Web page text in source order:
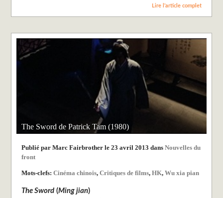
Lire l’article complet
The Sword de Patrick Tam (1980)
Publié par Marc Fairbrother le 23 avril 2013 dansNouvelles du
front
Mots-clefs:Cinéma chinois,Critiques de films,HK,Wu xia pian
The Sword (Ming jian)